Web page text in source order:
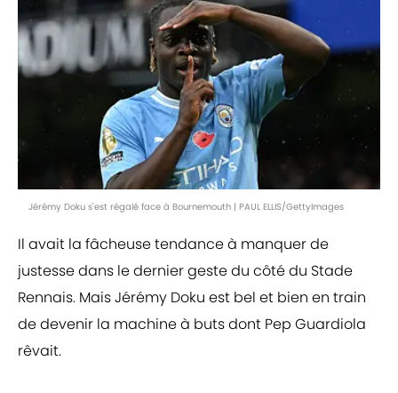
Jérémy Doku s'est régalé face à Bournemouth | PAUL ELLIS/GettyImages
Il avait la fâcheuse tendance à manquer de
justesse dans le dernier geste du côté du Stade
Rennais. Mais Jérémy Doku est bel et bien en train
de devenir la machine à buts dont Pep Guardiola
rêvait.